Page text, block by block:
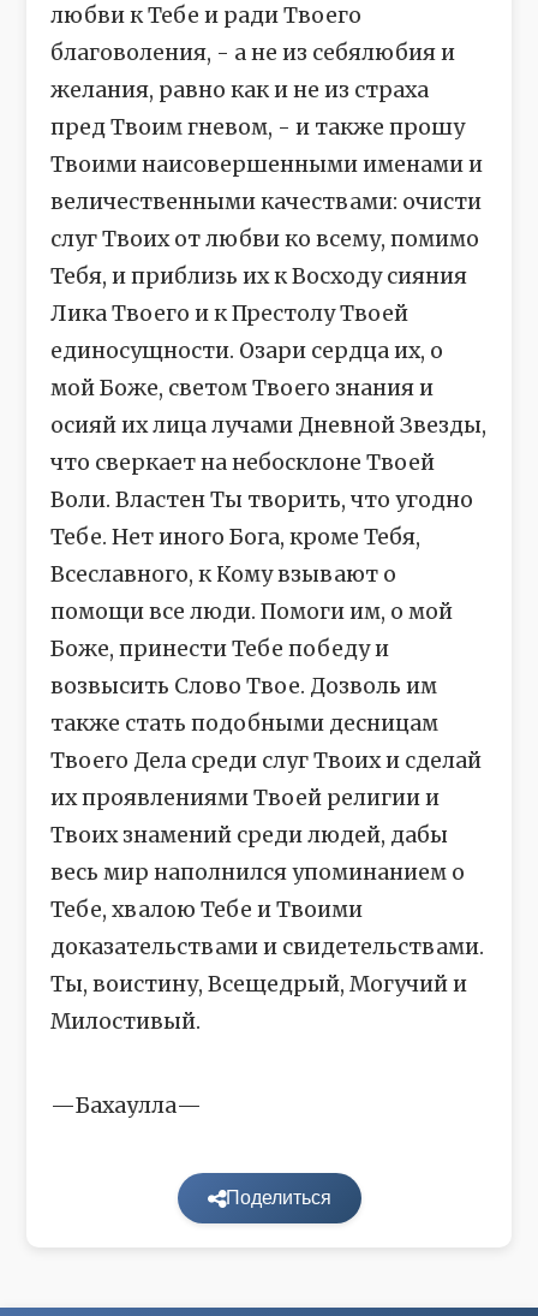
любви к Тебе и ради Твоего
благоволения, - а не из себялюбия и
желания, равно как и не из страха
пред Твоим гневом, - и также прошу
Твоими наисовершенными именами и
величественными качествами: очисти
слуг Твоих от любви ко всему, помимо
Тебя, и приблизь их к Восходу сияния
Лика Твоего и к Престолу Твоей
единосущности. Озари сердца их, о
мой Боже, светом Твоего знания и
осияй их лица лучами Дневной Звезды,
что сверкает на небосклоне Твоей
Воли. Властен Ты творить, что угодно
Тебе. Нет иного Бога, кроме Тебя,
Всеславного, к Кому взывают о
помощи все люди. Помоги им, о мой
Боже, принести Тебе победу и
возвысить Слово Твое. Дозволь им
также стать подобными десницам
Твоего Дела среди слуг Твоих и сделай
их проявлениями Твоей религии и
Твоих знамений среди людей, дабы
весь мир наполнился упоминанием о
Тебе, хвалою Тебе и Твоими
доказательствами и свидетельствами.
Ты, воистину, Всещедрый, Могучий и
Милостивый.
—Бахаулла—
Поделиться